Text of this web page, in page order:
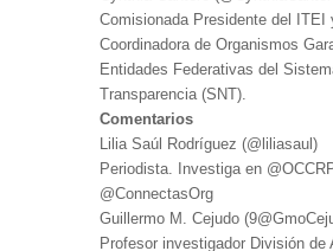
Comisionada Presidente del ITEI
Coordinadora de Organismos
Entidades Federativas del
Transparencia (SNT).
Comentarios
Lilia Saúl Rodríguez (@liliasaul )
Periodista. Investiga en
@ConnectasOrg
Guillermo M. Cejudo (9
Profesor investigador División de